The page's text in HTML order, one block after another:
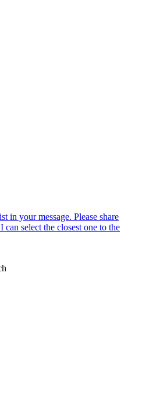
in your message. Please share
select the closest one to the